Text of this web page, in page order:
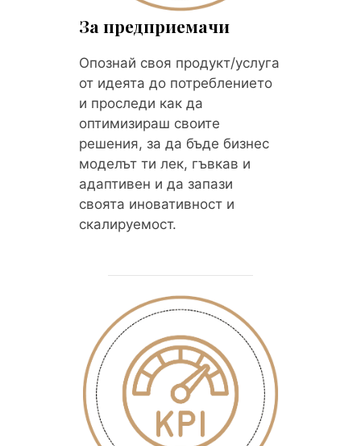
За предприемачи
Опознай своя продукт/услуга
от идеята до потреблението
и проследи как да
оптимизираш своите
решения, за да бъде бизнес
моделът ти лек, гъвкав и
адаптивен и да запази
своята иновативност и
скалируемост.